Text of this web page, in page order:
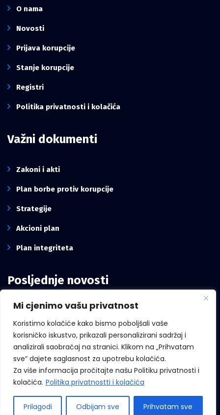
Mi cjenimo vašu privatnost
Koristimo kolačiće kako bismo poboljšali vaše
korisničko iskustvo, prikazali personalizirani sadržaj i
analizirali saobraćaj na stranici. Klikom na „Prihvatam
sve“ dajete saglasnost za upotrebu kolačića.
Za više informacija pročitajte našu Politiku privatnosti i
kolačića. Politika privatnostti i kolačića
Prilagodi Odbijam sve Prihvatam sve
O nama
Novosti
Prijava korupcije
Stanje korupcije
Registri
Politika privatnosti i kolačića
Važni dokumenti
Zakoni i akti
Plan borbe protiv korupcije
Strategije
Akcioni plan
Plan integriteta
Posljednje novosti
Intervju pomoćnika direktora Kancelarije,
Mirze Mešanović: Borba protiv korupcije
zavisi i od građana, ne samo od institucija
Međunarodni dan zviždača